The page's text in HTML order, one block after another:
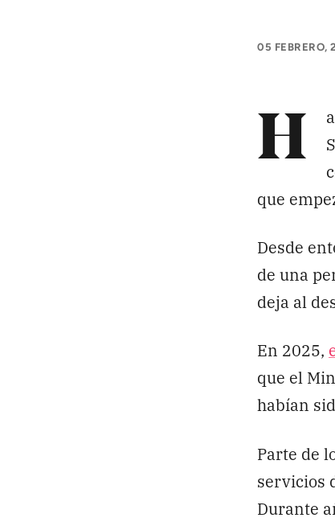
05 FEBRERO,
H
que
Desde
de una
deja al
En 2025,
que el
habían
Parte de
servicios
Durante